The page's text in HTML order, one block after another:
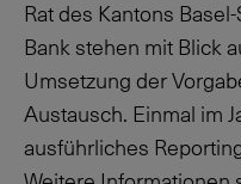
Rat des Kantons
Bank stehen mit Blick
Umsetzung der
Austausch. Einmal im
ausführliches